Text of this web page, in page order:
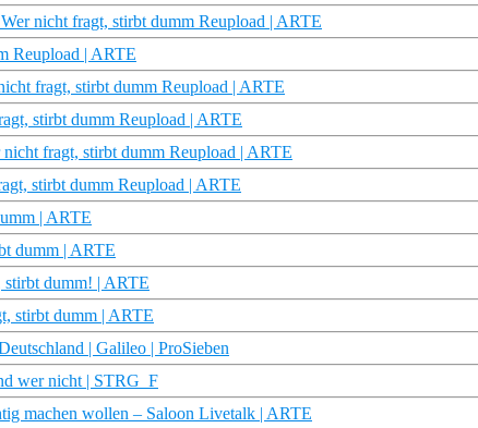
nicht fragt, stirbt dumm Reupload | ARTE
Reupload | ARTE
fragt, stirbt dumm Reupload | ARTE
stirbt dumm Reupload | ARTE
fragt, stirbt dumm Reupload | ARTE
stirbt dumm Reupload | ARTE
| ARTE
dumm | ARTE
stirbt dumm! | ARTE
stirbt dumm | ARTE
| Galileo | ProSieben
wer nicht | STRG_F
machen wollen – Saloon Livetalk | ARTE